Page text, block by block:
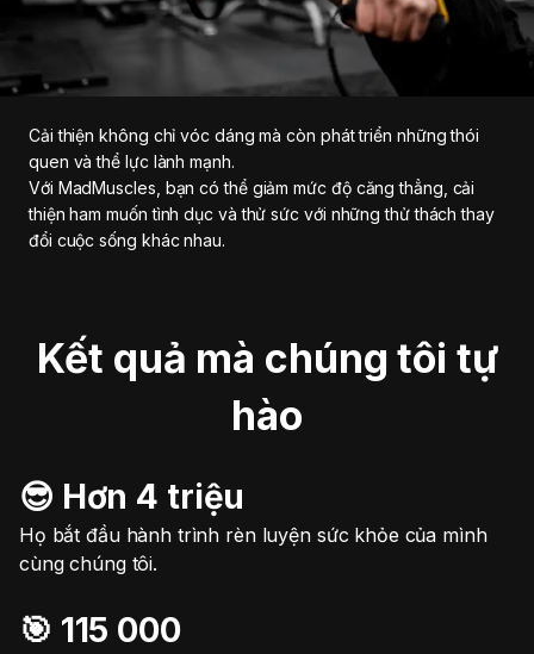
Cải thiện không chỉ vóc dáng mà còn phát triển những thói
quen và thể lực lành mạnh.
Với MadMuscles, bạn có thể giảm mức độ căng thẳng, cải
thiện ham muốn tình dục và thử sức với những thử thách thay
đổi cuộc sống khác nhau.
Kết quả mà chúng tôi tự
hào
😎 Hơn 4 triệu
Họ bắt đầu hành trình rèn luyện sức khỏe của mình
cùng chúng tôi.
🎯️ 115 000